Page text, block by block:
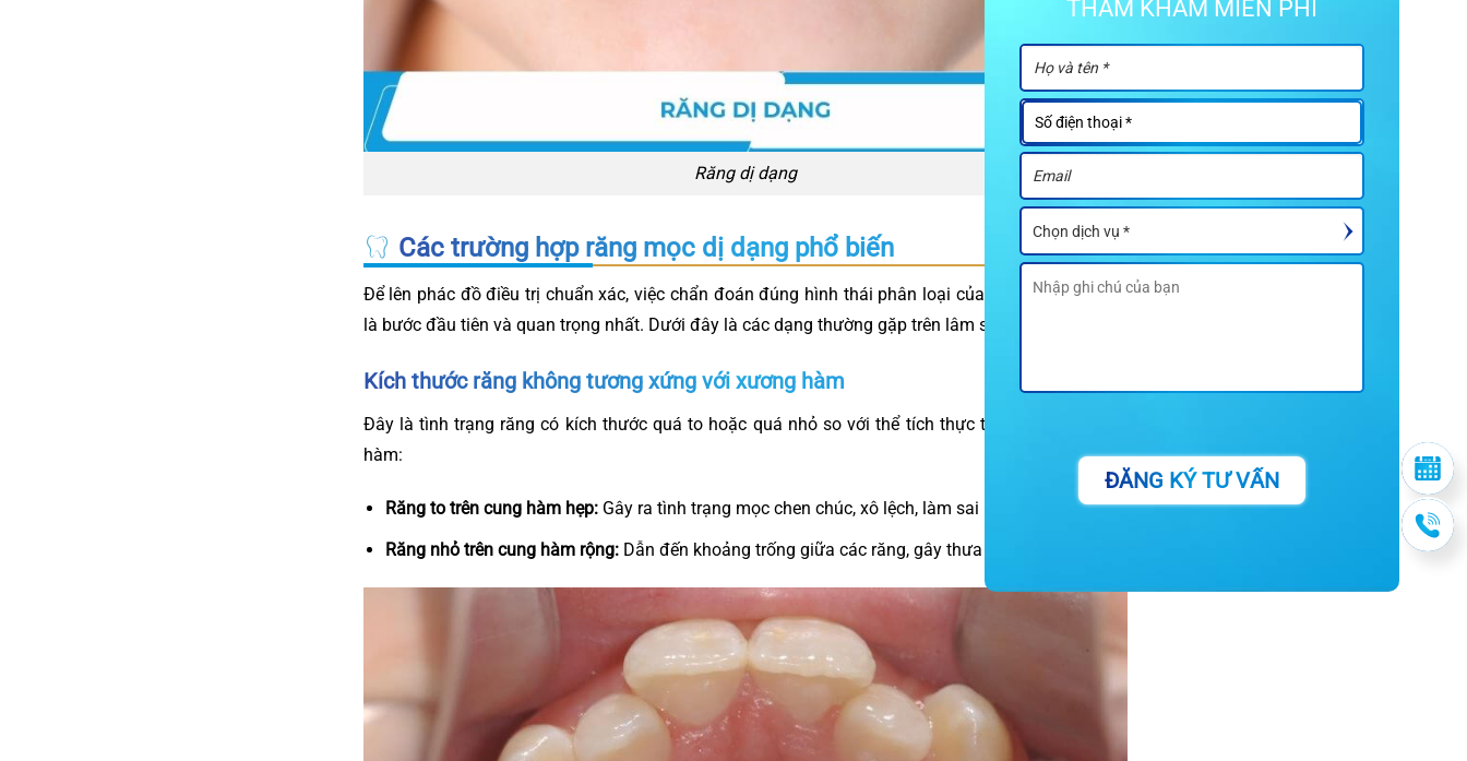
Răng dị dạng
Các trường hợp răng mọc dị dạng phổ biến
Để lên phác đồ điều trị chuẩn xác, việc chẩn đoán đúng hình thái phân loại của răng mọc dị dạng
là bước đầu tiên và quan trọng nhất. Dưới đây là các dạng thường gặp trên lâm sàng:
Kích thước răng không tương xứng với xương hàm
Đây là tình trạng răng có kích thước quá to hoặc quá nhỏ so với thể tích thực tế của cung xương
hàm:
Răng to trên cung hàm hẹp: Gây ra tình trạng mọc chen chúc, xô lệch, làm sai khớp cắn.
Răng nhỏ trên cung hàm rộng: Dẫn đến khoảng trống giữa các răng, gây thưa thớt, hở kẽ răng.
THĂM KHÁM MIỄN PHÍ
ĐĂNG KÝ TƯ VẤN